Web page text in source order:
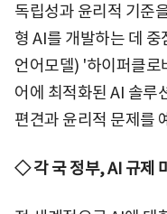
독립성과 윤리적 기준
형 AI를 개발하는 데
언어모델) '하이퍼클로
어에 최적화된 AI 솔루
편견과 윤리적 문제를
◇ 각 국 정부, AI 규제